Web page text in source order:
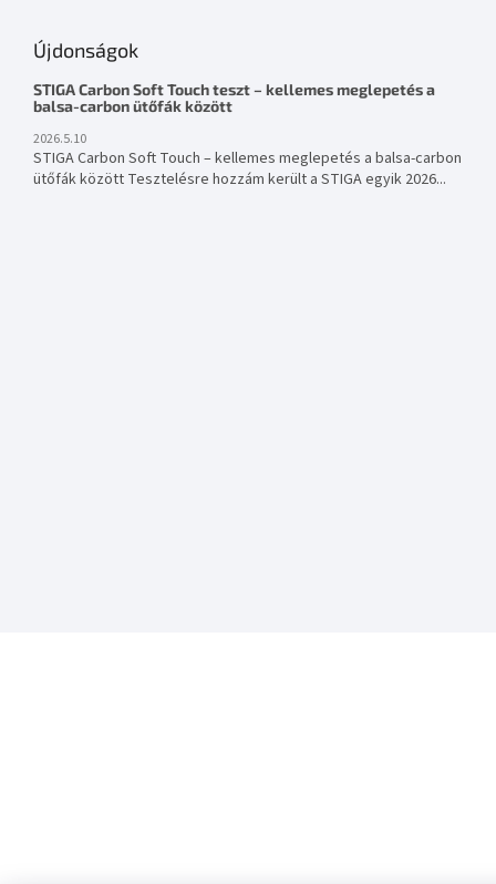
Újdonságok
STIGA Carbon Soft Touch teszt – kellemes meglepetés a
balsa-carbon ütőfák között
2026.5.10
STIGA Carbon Soft Touch – kellemes meglepetés a balsa-carbon
ütőfák között Tesztelésre hozzám került a STIGA egyik 2026...